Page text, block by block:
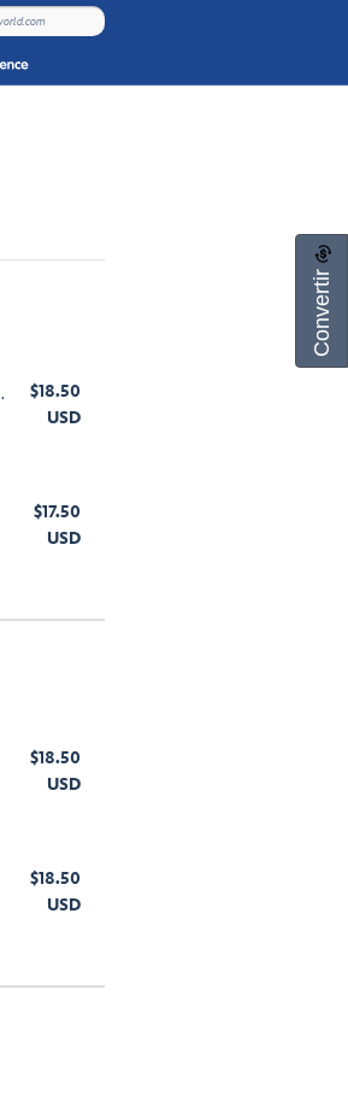
$18.50
USD
$17.50
USD
$18.50
USD
$18.50
USD
Convertir